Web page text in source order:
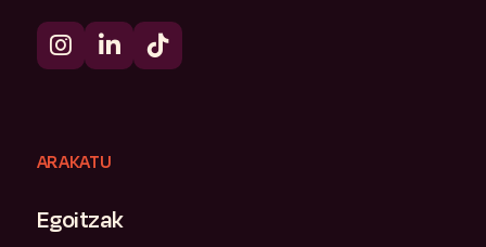
ARAKATU
Egoitzak